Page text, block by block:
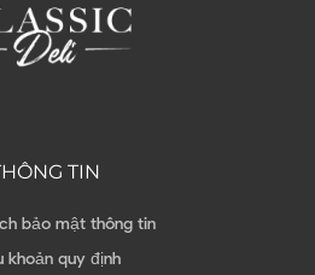
TIN
bảo mật thông tin
khoản quy định